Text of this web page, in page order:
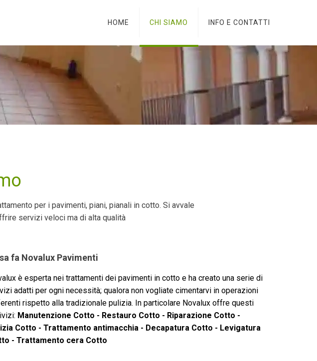
HOME CHI SIAMO INFO E CONTATTI
per i pavimenti, piani, pianali in cotto. Si avvale
servizi veloci ma di alta qualità
fa Novalux Pavimenti
è esperta nei trattamenti dei pavimenti in cotto e ha creato una serie di
adatti per ogni necessità; qualora non vogliate cimentarvi in operazioni
rispetto alla tradizionale pulizia. In particolare Novalux offre questi
Manutenzione Cotto - Restauro Cotto - Riparazione Cotto -
Cotto - Trattamento antimacchia - Decapatura Cotto - Levigatura
- Trattamento cera Cotto